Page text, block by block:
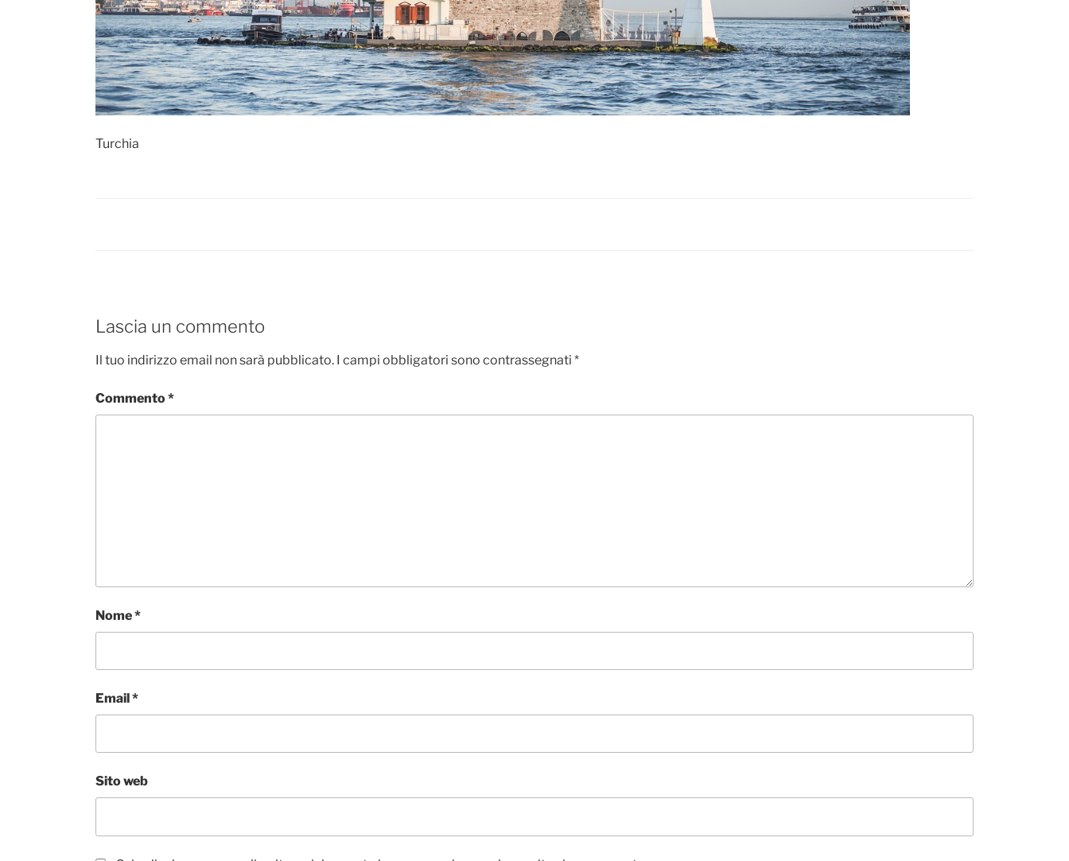
Turchia
Lascia un commento
Il tuo indirizzo email non sarà pubblicato. I campi obbligatori sono contrassegnati *
Commento*
Nome*
Email*
Sito web